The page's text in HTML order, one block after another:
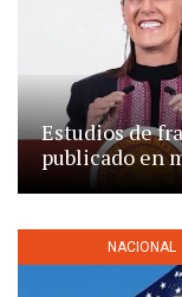
Estudios de
publicado en
NACIONAL